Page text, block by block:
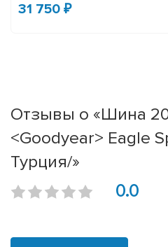
31 750 ₽
Отзывы о «Шина
<Goodyear> Eagle
Турция/»
0.0